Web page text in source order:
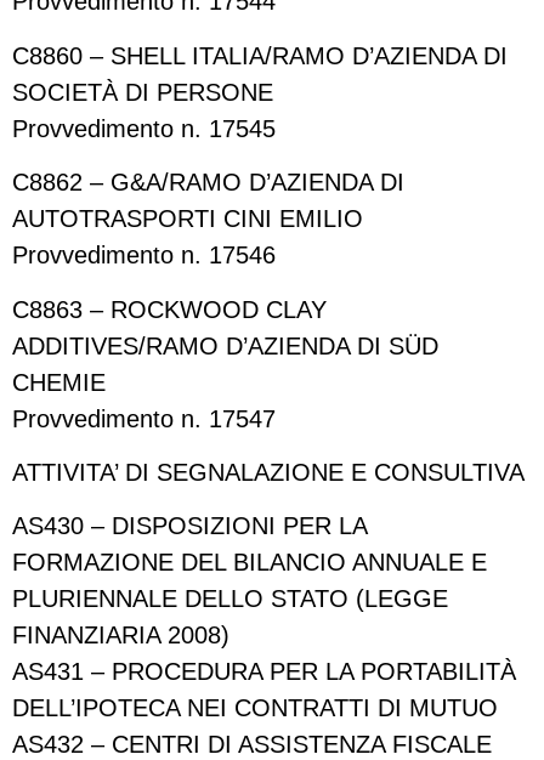
C8860 – SHELL ITALIA/RAMO D’AZIENDA DI
SOCIETÀ DI PERSONE
Provvedimento n. 17545
C8862 – G&A/RAMO D’AZIENDA DI
AUTOTRASPORTI CINI EMILIO
Provvedimento n. 17546
C8863 – ROCKWOOD CLAY
ADDITIVES/RAMO D’AZIENDA DI SÜD
CHEMIE
Provvedimento n. 17547
ATTIVITA’ DI SEGNALAZIONE E CONSULTIVA
AS430 – DISPOSIZIONI PER LA
FORMAZIONE DEL BILANCIO ANNUALE E
PLURIENNALE DELLO STATO (LEGGE
FINANZIARIA 2008)
AS431 – PROCEDURA PER LA PORTABILITÀ
DELL’IPOTECA NEI CONTRATTI DI MUTUO
AS432 – CENTRI DI ASSISTENZA FISCALE